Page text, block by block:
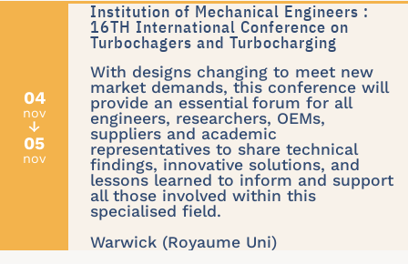
04
nov
↓
05
nov
Institution of Mechanical Engineers :
16TH International Conference on
Turbochagers and Turbocharging
With designs changing to meet new
market demands, this conference will
provide an essential forum for all
engineers, researchers, OEMs,
suppliers and academic
representatives to share technical
findings, innovative solutions, and
lessons learned to inform and support
all those involved within this
specialised field.
Warwick (Royaume Uni)